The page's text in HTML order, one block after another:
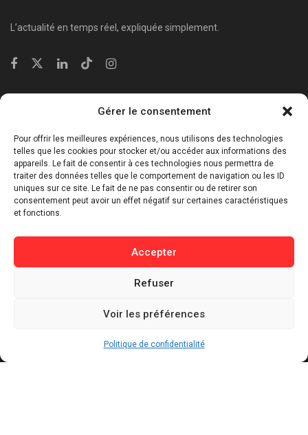
Gérer le consentement
Pour offrir les meilleures expériences, nous utilisons des technologies
telles que les cookies pour stocker et/ou accéder aux informations des
appareils. Le fait de consentir à ces technologies nous permettra de
traiter des données telles que le comportement de navigation ou les ID
uniques sur ce site. Le fait de ne pas consentir ou de retirer son
consentement peut avoir un effet négatif sur certaines caractéristiques
et fonctions.
Accepter
Refuser
Voir les préférences
Politique de confidentialité
L’actualité en temps réel, expliquée simplement.
Économie & Business
⁠Culture & Divertissement
⁠Tech & Innovation
Sport
Buzz / Insolite
Informations
Politique de cookies